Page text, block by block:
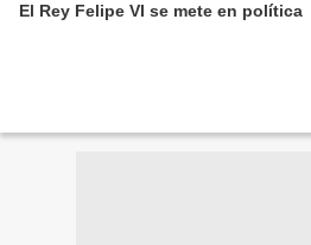
El Rey Felipe VI se mete en política